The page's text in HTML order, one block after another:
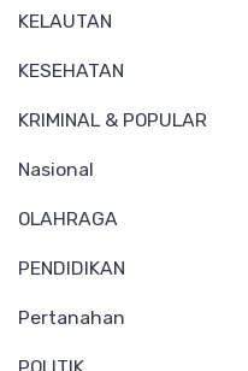
KELAUTAN
KESEHATAN
KRIMINAL & POPULAR
Nasional
OLAHRAGA
PENDIDIKAN
Pertanahan